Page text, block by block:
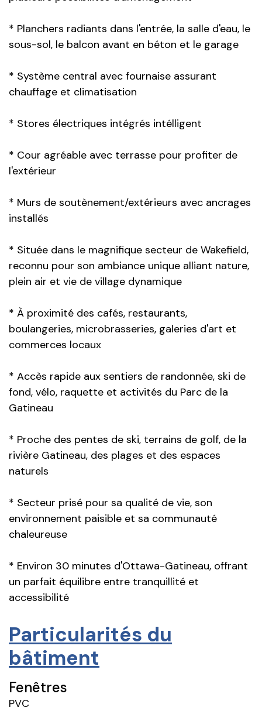
* Planchers radiants dans l'entrée, la salle d'eau, le
sous-sol, le balcon avant en béton et le garage
* Système central avec fournaise assurant
chauffage et climatisation
* Stores électriques intégrés intélligent
* Cour agréable avec terrasse pour profiter de
l'extérieur
* Murs de soutènement/extérieurs avec ancrages
installés
* Située dans le magnifique secteur de Wakefield,
reconnu pour son ambiance unique alliant nature,
plein air et vie de village dynamique
* À proximité des cafés, restaurants,
boulangeries, microbrasseries, galeries d'art et
commerces locaux
* Accès rapide aux sentiers de randonnée, ski de
fond, vélo, raquette et activités du Parc de la
Gatineau
* Proche des pentes de ski, terrains de golf, de la
rivière Gatineau, des plages et des espaces
naturels
* Secteur prisé pour sa qualité de vie, son
environnement paisible et sa communauté
chaleureuse
* Environ 30 minutes d'Ottawa-Gatineau, offrant
un parfait équilibre entre tranquillité et
accessibilité
Particularités du
bâtiment
Fenêtres
PVC